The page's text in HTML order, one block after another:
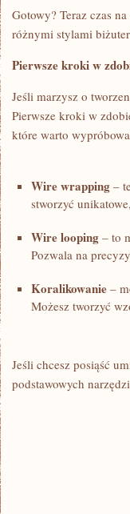
Gotowy? Teraz‍ czas​
różnymi ⁢stylami
Pierwsze kroki ‍w
Jeśli‍ marzysz o
Pierwsze kroki w⁣
które ⁤warto
Wire wrapping –
⁢stworzyć⁢
Wire looping – ⁤to
Pozwala na
Koralikowanie –
Możesz ⁤tworzyć
Jeśli ⁤chcesz‌ posiąść
podstawowych⁣